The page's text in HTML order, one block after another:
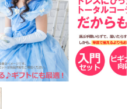
返品・交換
サイズの測り方
よくあるご質問
レビューを見る
ブログ